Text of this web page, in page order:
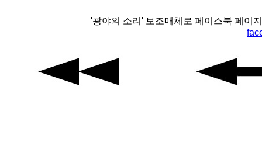
'광야의 소리' 보조매체로 페이스북 페이